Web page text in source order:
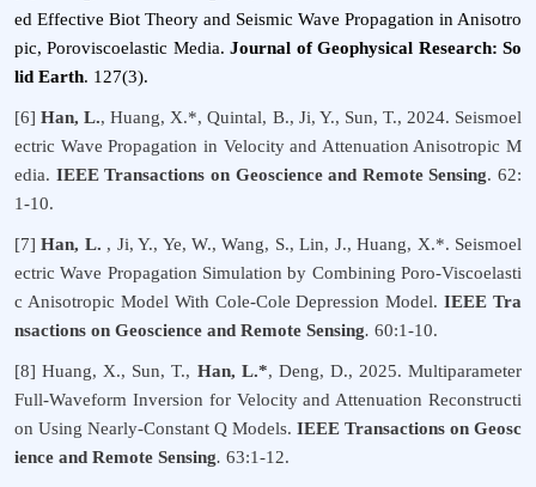
ed Effective Biot Theory and Seismic Wave Propagation in Anisotro
pic, Poroviscoelastic Media.Journal of Geophysical Research: So
lid Earth. 127(3).
[6]Han, L., Huang, X.*, Quintal, B., Ji, Y., Sun, T., 2024. Seismoel
ectric Wave Propagation in Velocity and Attenuation Anisotropic M
edia. IEEE Transactions on Geoscience and Remote Sensing. 62:
1-10.
[7]Han, L. , Ji, Y., Ye, W., Wang, S., Lin, J., Huang, X.*. Seismoel
ectric Wave Propagation Simulation by Combining Poro-Viscoelasti
c Anisotropic Model With Cole-Cole Depression Model.IEEE Tra
nsactions on Geoscience and Remote Sensing. 60:1-10.
[8]Huang, X., Sun, T., Han, L.*, Deng, D., 2025.Multiparameter
Full-Waveform Inversion for Velocity and Attenuation Reconstructi
on Using Nearly-Constant Q Models. IEEE Transactions on Geosc
ience and Remote Sensing. 63:1-12.